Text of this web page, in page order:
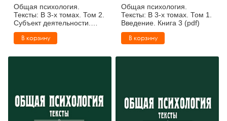
Общая психология.
Тексты: В 3-х томах. Том 2.
Субъект деятельности.
Книга 1 (pdf)
В корзину
Общая психология.
Тексты: В 3-х томах. Том 1.
Введение. Книга 3 (pdf)
В корзину